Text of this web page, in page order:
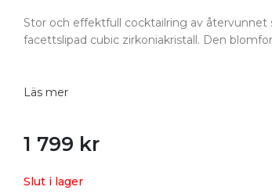
Stor och effektfull cocktailring av återvunnet
facettslipad cubic zirkoniakristall. Den
Läs mer
1 799 kr
Slut i lager